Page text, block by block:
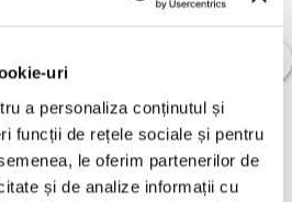
uri
a personaliza conținutul și
funcții de rețele sociale și pentru
le oferim partenerilor de
și de analize informații cu